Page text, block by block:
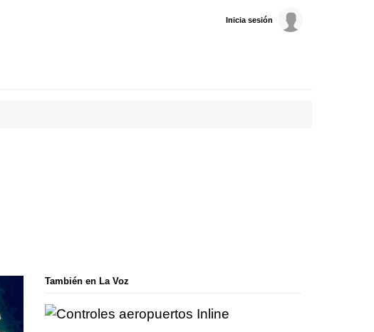
Inicia sesión
También en La Voz